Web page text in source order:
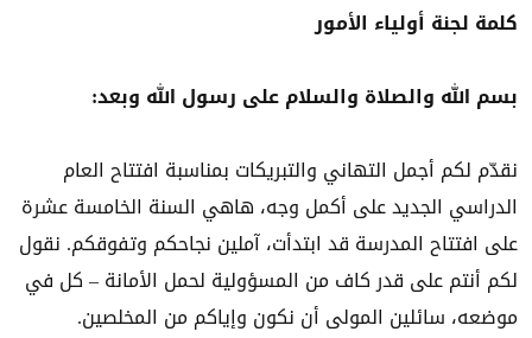
كلمة لجنة أولياء الأمور
بسم الله والصلاة والسلام على رسول الله وبعد:
نقدّم لكم أجمل التهاني والتبريكات بمناسبة افتتاح العام
الدراسي الجديد على أكمل وجه، هاهي السنة الخامسة عشرة
على افتتاح المدرسة قد ابتدأت، آملين نجاحكم وتفوقكم. نقول
لكم أنتم على قدر كاف من المسؤولية لحمل الأمانة – كل في
موضعه، سائلين المولى أن نكون وإياكم من المخلصين.